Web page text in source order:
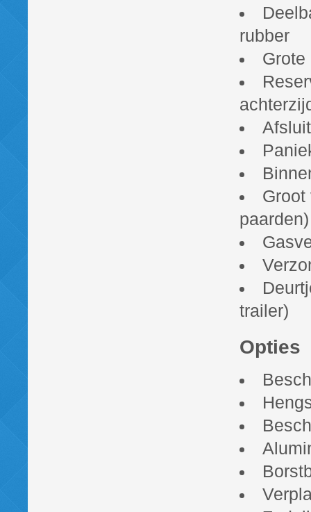
rubber
Grote
Groot
paarden)
trailer)
Opties